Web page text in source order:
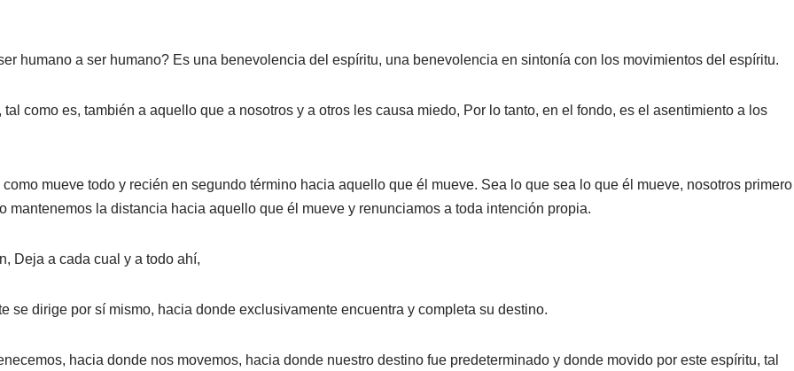
humano a ser humano? Es una benevolencia del espíritu, una benevolencia en sintonía con los movimientos del espíritu.
como es, también a aquello que a nosotros y a otros les causa miedo, Por lo tanto, en el fondo, es el asentimiento a los
mueve todo y recién en segundo término hacia aquello que él mueve. Sea lo que sea lo que él mueve, nosotros primero
la distancia hacia aquello que él mueve y renunciamos a toda intención propia.
Deja a cada cual y a todo ahí,
dirige por sí mismo, hacia donde exclusivamente encuentra y completa su destino.
hacia donde nos movemos, hacia donde nuestro destino fue predeterminado y donde movido por este espíritu, tal